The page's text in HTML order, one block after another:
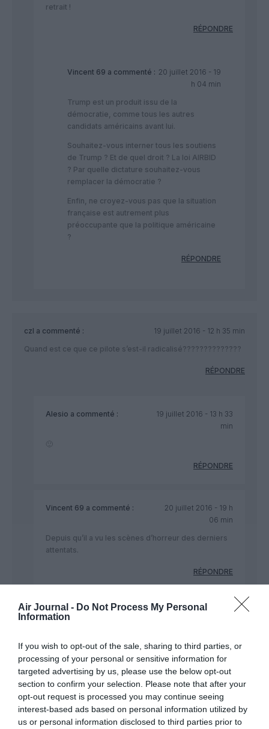
Air Journal - Do Not Process My Personal
Information
If you wish to opt-out of the sale, sharing to third parties, or
processing of your personal or sensitive information for
targeted advertising by us, please use the below opt-out
section to confirm your selection. Please note that after your
opt-out request is processed you may continue seeing
interest-based ads based on personal information utilized by
us or personal information disclosed to third parties prior to
retrait !
RÉPONDRE
Vincent 69 a commenté : 20 juillet 2016 - 19
h 04 min
Trump est un produit issu de la
démocratie, comme tous les autres
candidats américains avant lui.
Souhaitez-vous interner tous les soutiens
de Trump ? Et de quel droit ? La loi AIRBID
? Par quelle dictature souhaitez-vous
remplacer la démocratie ?
Enfin, ne croyez-vous pas que la situation
française est autrement plus
préoccupante que la politique américaine
?
RÉPONDRE
czl a commenté :
19 juillet 2016 - 12 h 35 min
Quand est ce que ce pilote s’est-il radicalisé??????????????
RÉPONDRE
Alesio a commenté :
19 juillet 2016 - 13 h 33
min
🙂
RÉPONDRE
Vincent 69 a commenté :
20 juillet 2016 - 19 h
06 min
Depuis qu’il a vu les scènes d’horreur des derniers
attentats.
RÉPONDRE
Ce pilote est dangereux. Il faut le mettre sur une fiche “S” car
il constitue maintenant un facteur de risque pour le transport
aérien.
RÉPONDRE